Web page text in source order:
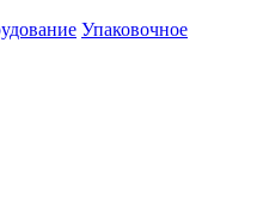
Упаковочное